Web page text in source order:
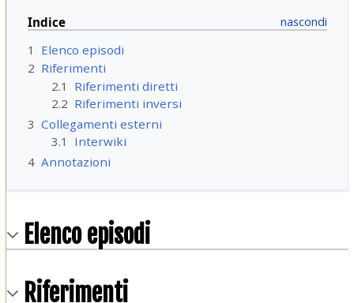
Indice
1
Elenco episodi
2 Riferimenti
2.1
Riferimenti diretti
2.2 Riferimenti inversi
3 Collegamenti esterni
3.1
Interwiki
4 Annotazioni
Elenco episodi
Riferimenti